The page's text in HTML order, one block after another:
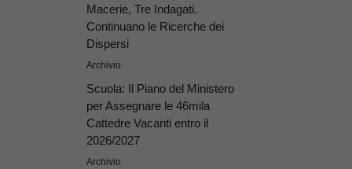
Macerie, Tre Indagati.
Continuano le Ricerche dei
Dispersi
Archivio
Scuola: Il Piano del Ministero
per Assegnare le 46mila
Cattedre Vacanti entro il
2026/2027
Archivio